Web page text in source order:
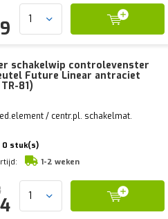
schakelwip controlevenster
Future Linear antraciet
81)
/ centr.pl. schakelmat.
0 stuk(s)
1-2 weken